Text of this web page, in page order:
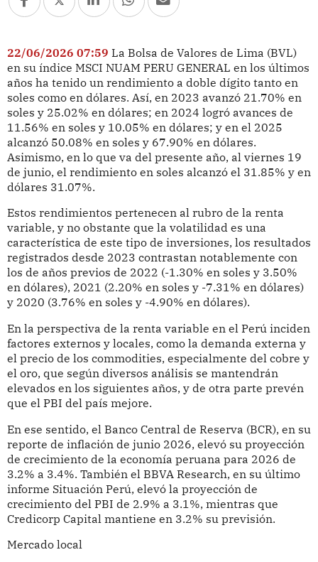
22/06/2026 07:59 La Bolsa de Valores de Lima (BVL)
en su índice MSCI NUAM PERU GENERAL en los últimos
años ha tenido un rendimiento a doble dígito tanto en
soles como en dólares. Así, en 2023 avanzó 21.70% en
soles y 25.02% en dólares; en 2024 logró avances de
11.56% en soles y 10.05% en dólares; y en el 2025
alcanzó 50.08% en soles y 67.90% en dólares.
Asimismo, en lo que va del presente año, al viernes 19
de junio, el rendimiento en soles alcanzó el 31.85% y en
dólares 31.07%.
Estos rendimientos pertenecen al rubro de la renta
variable, y no obstante que la volatilidad es una
característica de este tipo de inversiones, los resultados
registrados desde 2023 contrastan notablemente con
los de años previos de 2022 (-1.30% en soles y 3.50%
en dólares), 2021 (2.20% en soles y -7.31% en dólares)
y 2020 (3.76% en soles y -4.90% en dólares).
En la perspectiva de la renta variable en el Perú inciden
factores externos y locales, como la demanda externa y
el precio de los commodities, especialmente del cobre y
el oro, que según diversos análisis se mantendrán
elevados en los siguientes años, y de otra parte prevén
que el PBI del país mejore.
En ese sentido, el Banco Central de Reserva (BCR), en su
reporte de inflación de junio 2026, elevó su proyección
de crecimiento de la economía peruana para 2026 de
3.2% a 3.4%. También el BBVA Research, en su último
informe Situación Perú, elevó la proyección de
crecimiento del PBI de 2.9% a 3.1%, mientras que
Credicorp Capital mantiene en 3.2% su previsión.
Mercado local